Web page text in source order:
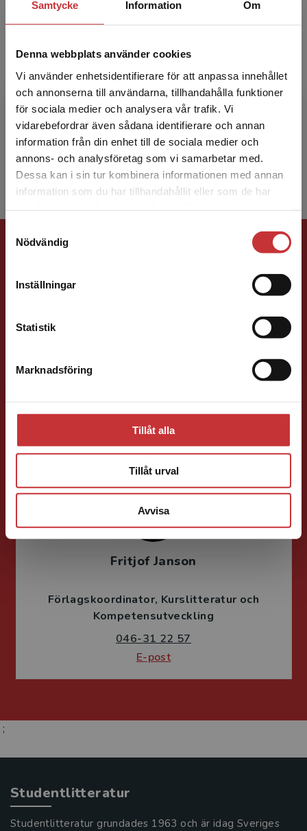
Samtycke Information Om
Denna webbplats använder cookies
Vi använder enhetsidentifierare för att anpassa innehållet
och annonserna till användarna, tillhandahålla funktioner
för sociala medier och analysera vår trafik. Vi
vidarebefordrar även sådana identifierare och annan
information från din enhet till de sociala medier och
annons- och analysföretag som vi samarbetar med.
Dessa kan i sin tur kombinera informationen med annan
information som du har tillhandahållit eller som de har
Nödvändig
Inställningar
Statistik
Marknadsföring
Tillåt alla
Tillåt urval
Avvisa
Begränsad fraktregion
Det verkar som att du besöker
studentlitteratur.se via en enhet utanför Sverige.
Vi erbjuder inte leveranser utanför Sverige. För
att kunna slutföra ett köp måste
inställning till sina studier.”
Eddy Nehls
Eddy Nehls är docent i etnologi och arbetar
som lektor i kulturvetenskap vid Högskolan
Väst, där han undervisar på en rad olika
utbildningar och på...
046-31 21 66
E-post
Fritjof Janson
Förlagskoordinator Kurslitteratur och
Kompetensutveckling
046-31 22 57
E-post
;
Studentlitteratur
Studentlitteratur grundades 1963 och är idag Sveriges